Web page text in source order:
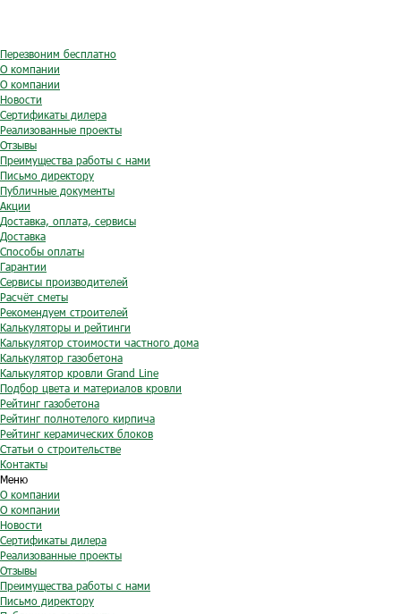
Перезвоним бесплатно
О компании
О компании
Новости
Сертификаты дилера
Реализованные проекты
Отзывы
Преимущества работы с нами
Письмо директору
Публичные документы
Акции
Доставка, оплата, сервисы
Доставка
Способы оплаты
Гарантии
Сервисы производителей
Расчёт сметы
Рекомендуем строителей
Калькуляторы и рейтинги
Калькулятор стоимости частного дома
Калькулятор газобетона
Калькулятор кровли Grand Line
Подбор цвета и материалов кровли
Рейтинг газобетона
Рейтинг полнотелого кирпича
Рейтинг керамических блоков
Статьи о строительстве
Контакты
Меню
О компании
О компании
Новости
Сертификаты дилера
Реализованные проекты
Отзывы
Преимущества работы с нами
Письмо директору